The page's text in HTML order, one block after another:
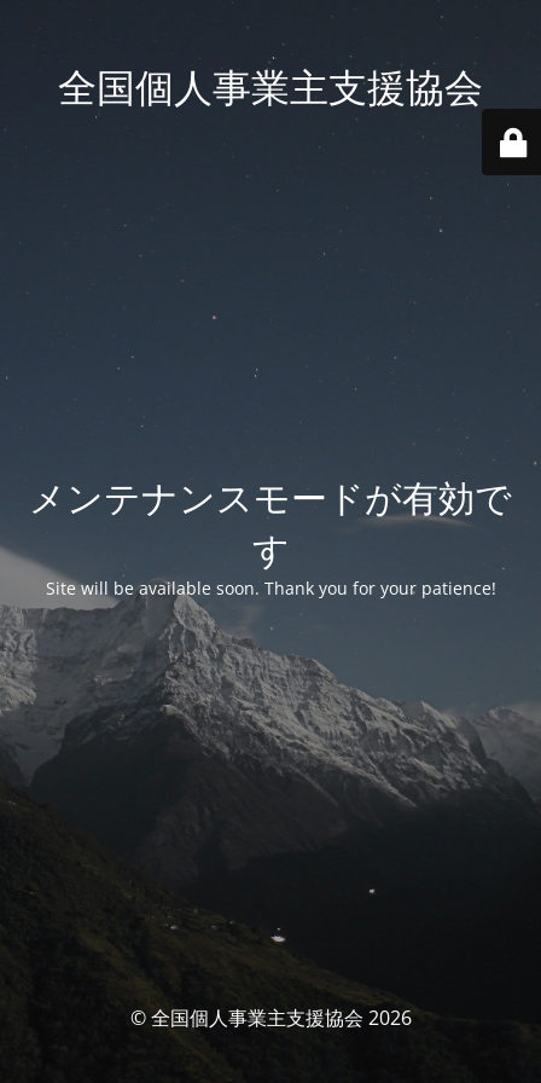
全国個人事業主支援協会
メンテナンスモードが有効で
す
Site will be available soon. Thank you for your patience!
© 全国個人事業主支援協会 2026